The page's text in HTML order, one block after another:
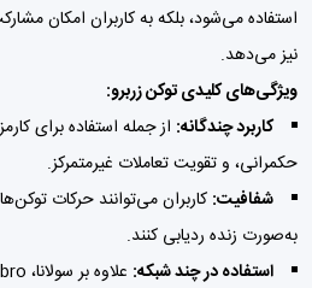
استفاده می‌شود، بلکه به کاربران امکان
نیز می‌دهد.
ویژگی‌های کلیدی توکن زربرو:
کاربرد چندگانه: از جمله استفاده برای
حکمرانی، و تقویت تعاملات غیرمتمرکز.
شفافیت: کاربران می‌توانند حرکات
به‌صورت زنده ردیابی کنند.
استفاده در چند شبکه: